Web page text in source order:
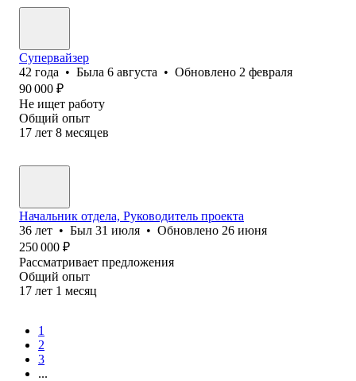
Супервайзер
42 года • Была 6 августа • Обновлено 2 февраля
90 000 ₽
Не ищет работу
Общий опыт
17 лет 8 месяцев
Начальник отдела, Руководитель проекта
36 лет • Был 31 июля • Обновлено 26 июня
250 000 ₽
Рассматривает предложения
Общий опыт
17 лет 1 месяц
1
2
3
...